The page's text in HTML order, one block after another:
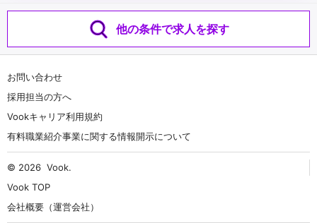
他の条件で求人を探す
お問い合わせ
採用担当の方へ
Vookキャリア利用規約
有料職業紹介事業に関する情報開示について
© 2026 Vook.
Vook TOP
会社概要（運営会社）